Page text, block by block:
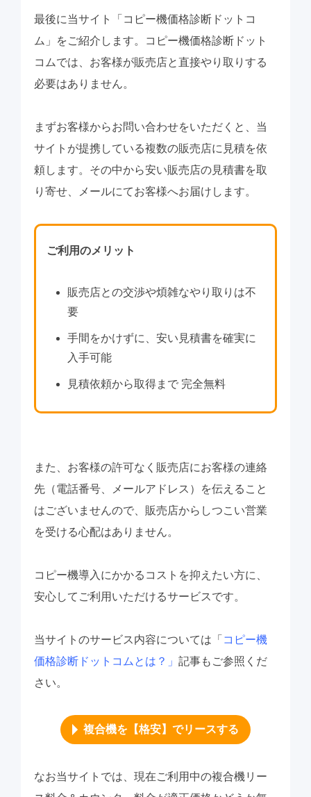
最後に当サイト「コピー機価格診断ドットコ
ム」をご紹介します。コピー機価格診断ドット
コムでは、お客様が販売店と直接やり取りする
必要はありません。
まずお客様からお問い合わせをいただくと、当
サイトが提携している複数の販売店に見積を依
頼します。その中から安い販売店の見積書を取
り寄せ、メールにてお客様へお届けします。
ご利用のメリット
販売店との交渉や煩雑なやり取りは不
要
手間をかけずに、安い見積書を確実に
入手可能
見積依頼から取得まで 完全無料
また、お客様の許可なく販売店にお客様の連絡
先（電話番号、メールアドレス）を伝えること
はございませんので、販売店からしつこい営業
を受ける心配はありません。
コピー機導入にかかるコストを抑えたい方に、
安心してご利用いただけるサービスです。
当サイトのサービス内容については「 コピー機
価格診断ドットコムとは？」 記事もご参照くだ
さい。
複合機を【格安】でリースする
なお当サイトでは、現在ご利用中の複合機リー